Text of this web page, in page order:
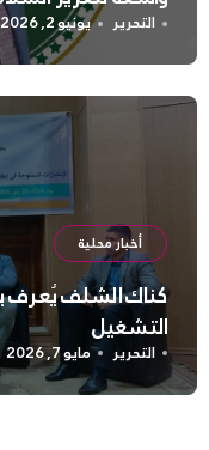
التحرير يونيو 2, 2026
أخبار محلية
كناك الشلف يُعرف
التشغيل
التحرير مايو 7, 2026